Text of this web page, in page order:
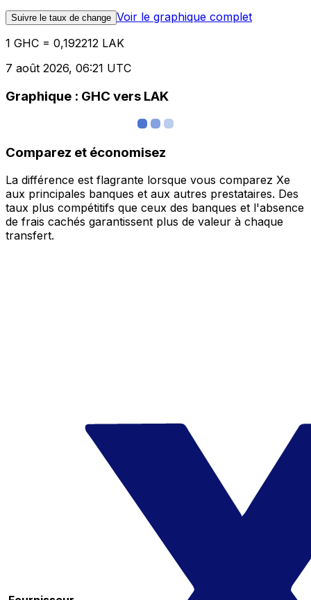
Suivre le taux de change Voir le graphique complet
1 GHC = 0,192212 LAK
7 août 2026, 06:21 UTC
Graphique : GHC vers LAK
Comparez et économisez
La différence est flagrante lorsque vous comparez Xe
aux principales banques et aux autres prestataires. Des
taux plus compétitifs que ceux des banques et l'absence
de frais cachés garantissent plus de valeur à chaque
transfert.